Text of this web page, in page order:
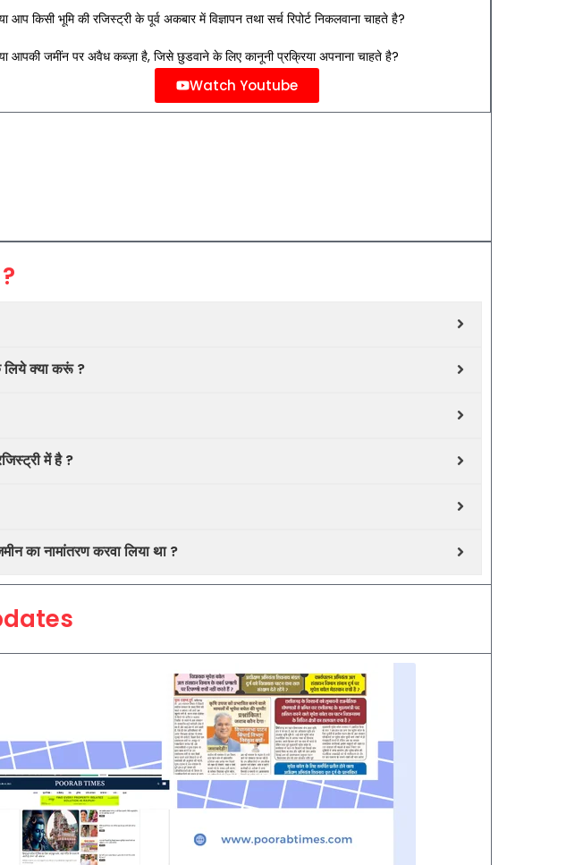
आप किसी भूमि की रजिस्ट्री के पूर्व अकबार में विज्ञापन तथा सर्च रिपोर्ट निकलवाना चाहते है?
आपकी जमींन पर अवैध कब्ज़ा है, जिसे छुडवाने के लिए कानूनी प्रक्रिया अपनाना चाहते है?
Watch Youtube
लिये क्या करूं ?
में है ?
का नामांतरण करवा लिया था ?